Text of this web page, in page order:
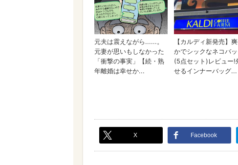
X Facebook